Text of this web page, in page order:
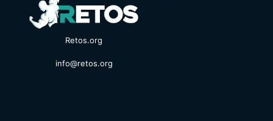
Retos.org
info@retos.org